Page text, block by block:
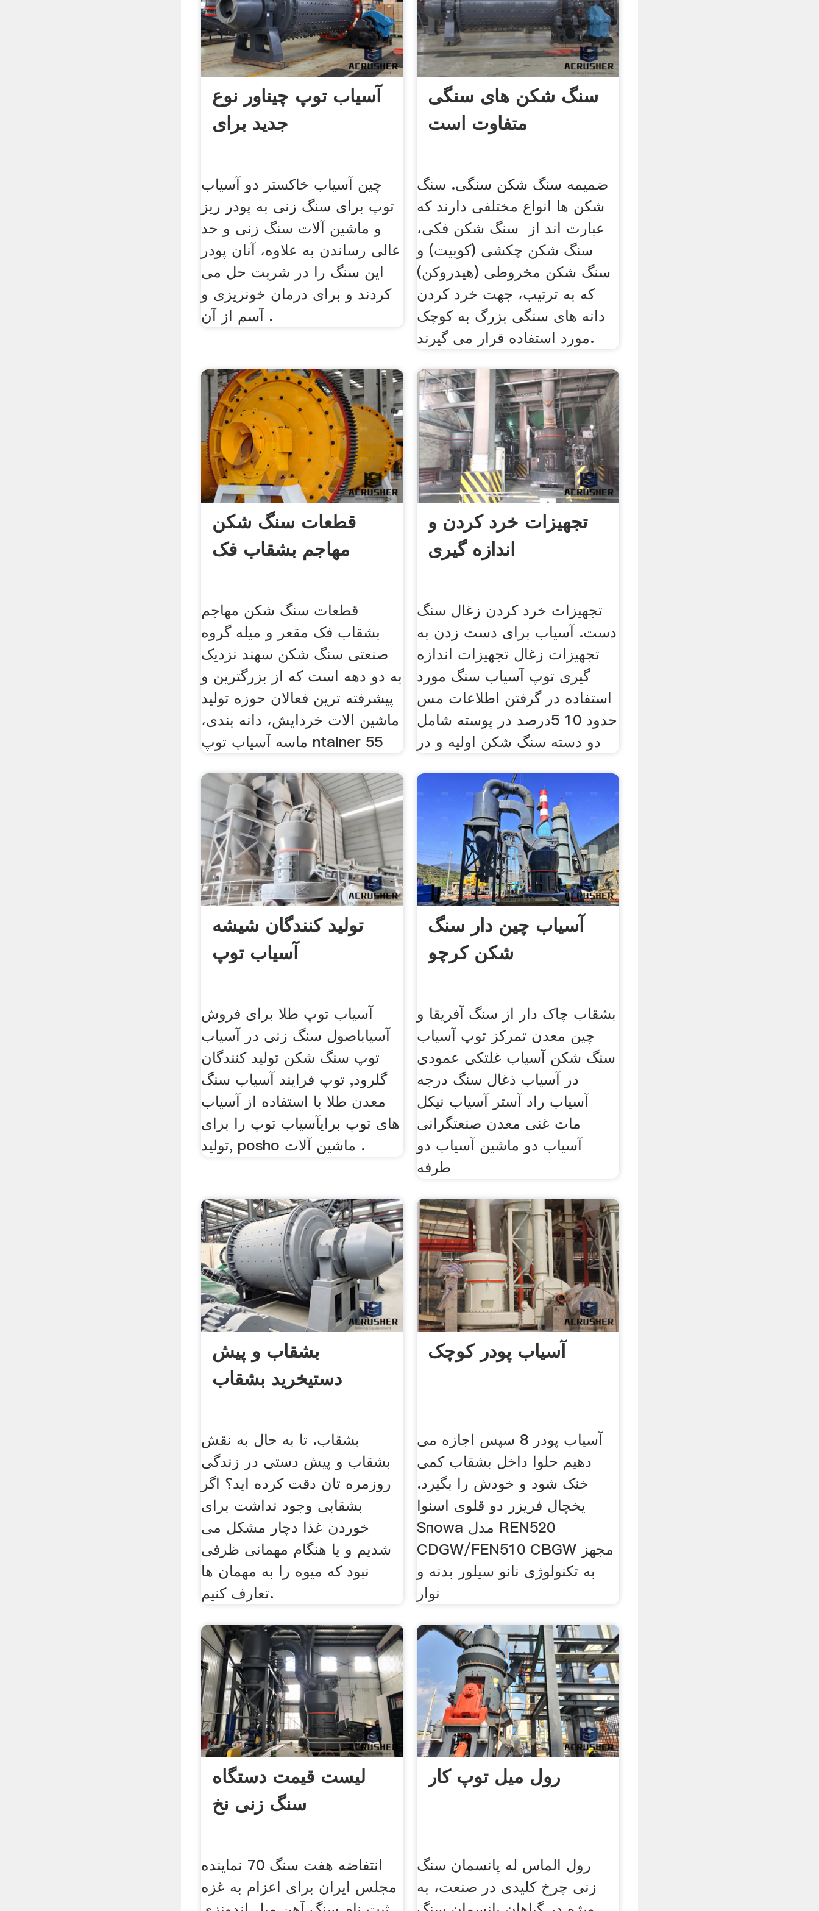
آسیاب توپ چیناور نوع
جدید برای
چین آسیاب خاکستر دو آسیاب
توپ برای سنگ زنی به پودر ریز
و ماشین آلات سنگ زنی و حد
عالی رساندن به علاوه، آنان پودر
این سنگ را در شربت حل می
کردند و برای درمان خونریزی و
آسم از آن .
سنگ شکن های سنگی
متفاوت است
ضمیمه سنگ شکن سنگی. سنگ
شکن ها انواع مختلفی دارند که
عبارت اند از ‌ سنگ شکن فکی،
سنگ شکن چکشی (کوبیت)‌ و
سنگ شکن مخروطی (هیدروکن)‌
که به ترتیب، جهت خرد کردن
دانه های سنگی بزرگ به کوچک
مورد استفاده قرار می گیرند.
قطعات سنگ شکن
مهاجم بشقاب فک
قطعات سنگ شکن مهاجم
بشقاب فک مقعر و میله گروه
صنعتی سنگ شکن سهند نزدیک
به دو دهه است که از بزرگترین و
پیشرفته ترین فعالان حوزه تولید
ماشین الات خردایش، دانه بندی،
ماسه آسیاب توپ ntainer 55
تجهیزات خرد کردن و
اندازه گیری
تجهیزات خرد کردن زغال سنگ
دست. آسیاب برای دست زدن به
تجهیزات زغال تجهیزات اندازه
گیری توپ آسیاب سنگ مورد
استفاده در گرفتن اطلاعات مس
حدود 10 5درصد در پوسته شامل
دو دسته سنگ شکن اولیه و در
تولید کنندگان شیشه
آسیاب توپ
آسیاب توپ طلا برای فروش
آسیاباصول سنگ زنی در آسیاب
توپ سنگ شکن تولید کنندگان
گلرود, توپ فرایند آسیاب سنگ
معدن طلا با استفاده از آسیاب
های توپ برایآسیاب توپ را برای
تولید, posho ماشین آلات .
آسیاب چین دار سنگ
شکن کرچو
بشقاب چاک دار از سنگ آفریقا و
چین معدن تمرکز توپ آسیاب
سنگ شکن آسیاب غلتکی عمودی
در آسیاب ذغال سنگ درجه
آسیاب راد آستر آسیاب نیکل
مات غنی معدن صنعتگرانی
آسیاب دو ماشین آسیاب دو
طرفه
بشقاب و پیش
دستیخرید بشقاب
بشقاب. تا به حال به نقش
بشقاب و پیش دستی در زندگی
روزمره تان دقت کرده اید؟ اگر
بشقابی وجود نداشت برای
خوردن غذا دچار مشکل می
شدیم و یا هنگام مهمانی ظرفی
نبود که میوه را به مهمان ها
تعارف کنیم.
آسیاب پودر کوچک
آسیاب پودر 8 سپس اجازه می
دهیم حلوا داخل بشقاب کمی
خنک شود و خودش را بگیرد.
یخچال فریزر دو قلوی اسنوا
Snowa مدل REN520
CDGW/FEN510 CBGW مجهز
به تکنولوژی نانو سیلور بدنه و
نوار
لیست قیمت دستگاه
سنگ زنی نخ
انتفاضه هفت سنگ 70 نماینده
مجلس ایران برای اعزام به غزه
رول میل توپ کار
رول الماس له پانسمان سنگ
زنی چرخ کلیدی در صنعت، به